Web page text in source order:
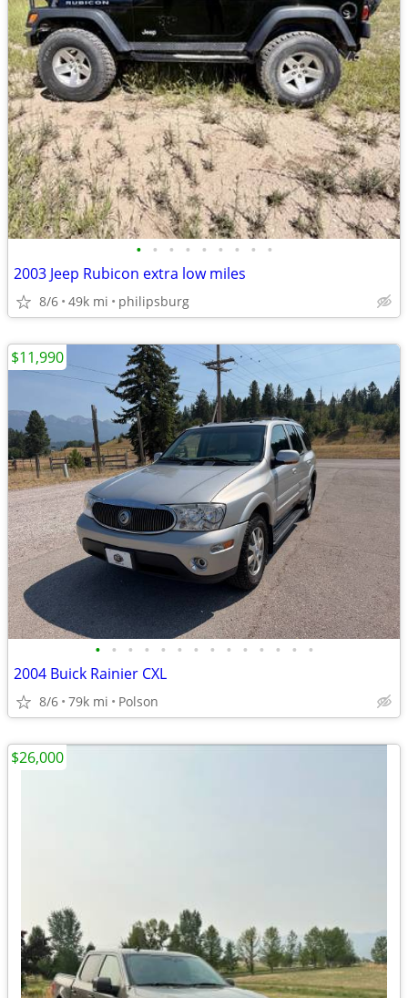
• • • • • • • • •
2003 Jeep Rubicon extra low miles
8/6 49k mi philipsburg
• • • • • • • • • • • • • •
2004 Buick Rainier CXL
8/6 79k mi Polson
$11,990
$26,000